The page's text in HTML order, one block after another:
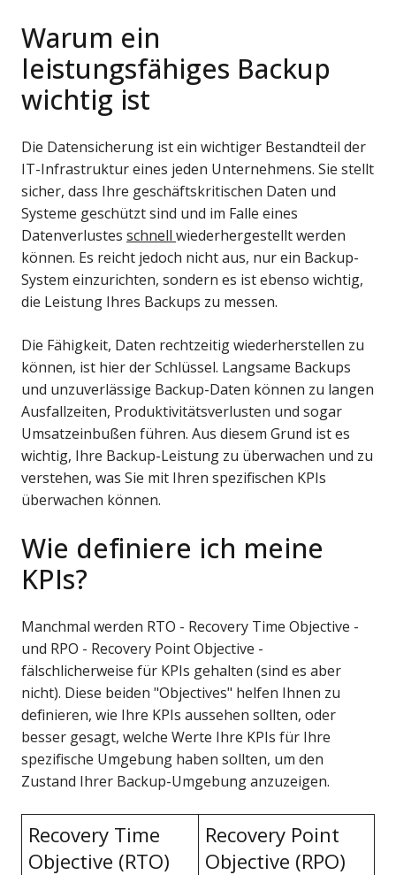
Warum ein
leistungsfähiges Backup
wichtig ist
Die Datensicherung ist ein wichtiger Bestandteil der
IT-Infrastruktur eines jeden Unternehmens. Sie stellt
sicher, dass Ihre geschäftskritischen Daten und
Systeme geschützt sind und im Falle eines
Datenverlustes schnell wiederhergestellt werden
können. Es reicht jedoch nicht aus, nur ein Backup-
System einzurichten, sondern es ist ebenso wichtig,
die Leistung Ihres Backups zu messen.
Die Fähigkeit, Daten rechtzeitig wiederherstellen zu
können, ist hier der Schlüssel. Langsame Backups
und unzuverlässige Backup-Daten können zu langen
Ausfallzeiten, Produktivitätsverlusten und sogar
Umsatzeinbußen führen. Aus diesem Grund ist es
wichtig, Ihre Backup-Leistung zu überwachen und zu
verstehen, was Sie mit Ihren spezifischen KPIs
überwachen können.
Wie definiere ich meine
KPIs?
Manchmal werden RTO - Recovery Time Objective -
und RPO - Recovery Point Objective -
fälschlicherweise für KPIs gehalten (sind es aber
nicht). Diese beiden "Objectives" helfen Ihnen zu
definieren, wie Ihre KPIs aussehen sollten, oder
besser gesagt, welche Werte Ihre KPIs für Ihre
spezifische Umgebung haben sollten, um den
Zustand Ihrer Backup-Umgebung anzuzeigen.
Recovery Time
Objective (RTO)
Recovery Point
Objective (RPO)